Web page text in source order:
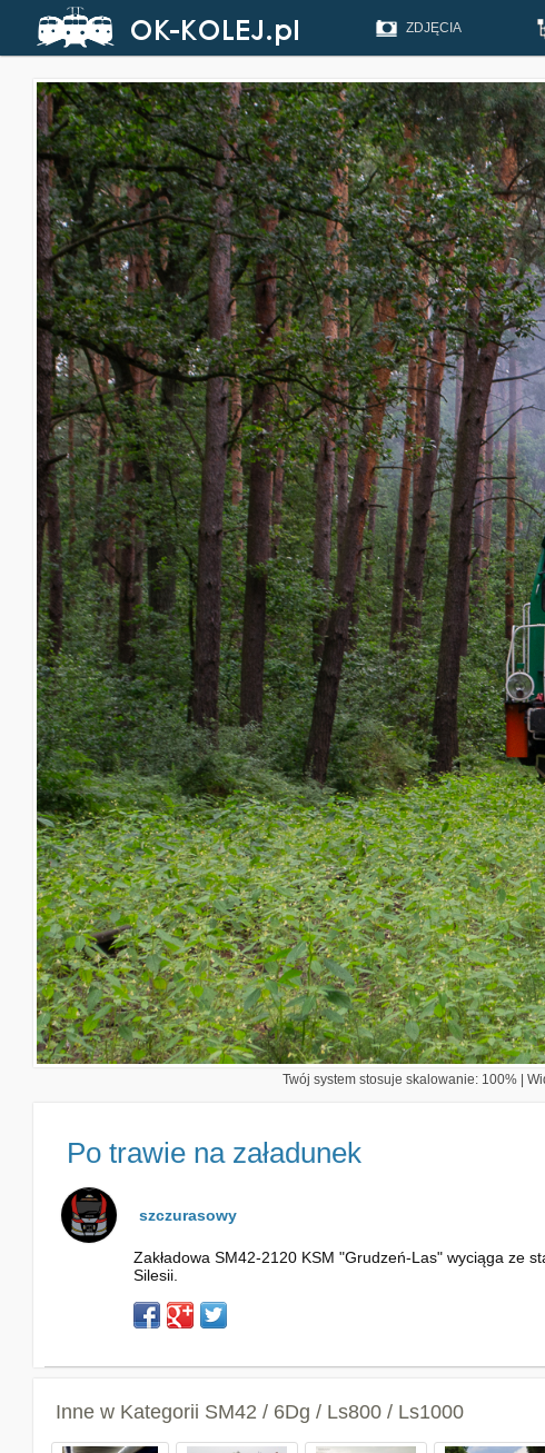
ZDJĘCIA
Twój system stosuje skalowanie: 100% |
Po trawie na załadunek
szczurasowy
Zakładowa SM42-2120 KSM "Grudzeń-Las" wyciąga ze
Silesii.
Inne w Kategorii SM42 / 6Dg / Ls800 / Ls1000